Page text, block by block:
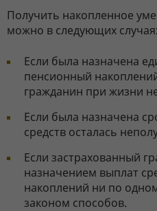
Получить накопленное
можно в следующих
Если была назначена
пенсионный
гражданин при жизни
Если была назначена
средств осталась
Если застрахованный
назначением выплат
накоплений ни по
законом способов.